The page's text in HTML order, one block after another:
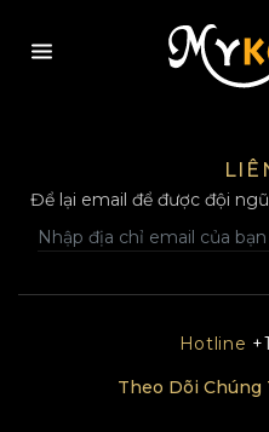
Để lại email để được đội
Hotline
Theo Dõi Chúng